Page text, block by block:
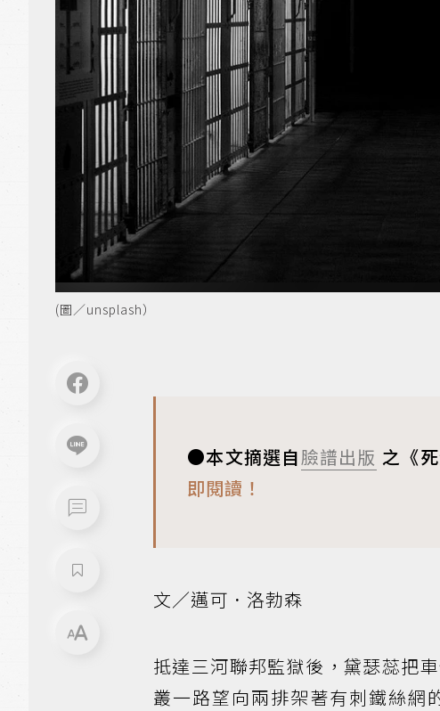
(圖／unsplash）
●本文摘選自臉譜出版 之《
即閱讀！
文／邁可．洛勃森
抵達三河聯邦監獄後，黛瑟蕊把
叢一路望向兩排架著有刺鐵絲網